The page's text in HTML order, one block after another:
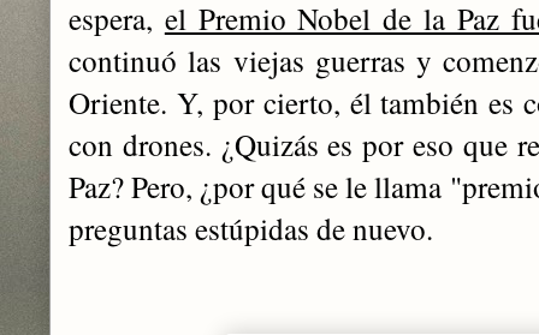
espera, el Premio Nobel de la Paz
continuó las viejas guerras y
Oriente. Y, por cierto, él también es
con drones. ¿Quizás es por eso que
Paz? Pero, ¿por qué se le llama
preguntas estúpidas de nuevo.